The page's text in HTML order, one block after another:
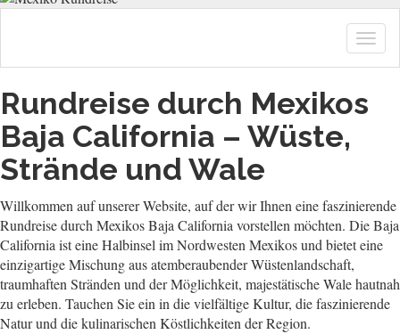
Rundreise durch Mexikos
Baja California – Wüste,
Strände und Wale
Willkommen auf unserer Website, auf der wir Ihnen eine faszinierende
Rundreise durch Mexikos Baja California vorstellen möchten. Die Baja
California ist eine Halbinsel im Nordwesten Mexikos und bietet eine
einzigartige Mischung aus atemberaubender Wüstenlandschaft,
traumhaften Stränden und der Möglichkeit, majestätische Wale hautnah
zu erleben. Tauchen Sie ein in die vielfältige Kultur, die faszinierende
Natur und die kulinarischen Köstlichkeiten der Region.